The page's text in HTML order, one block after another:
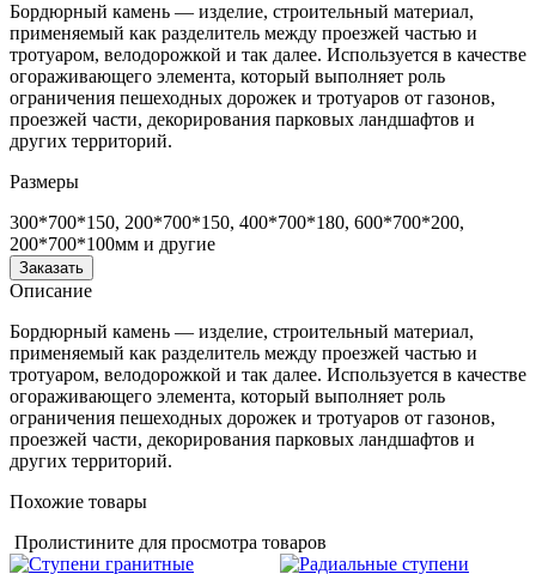
Бордюрный камень — изделие, строительный материал,
применяемый как разделитель между проезжей частью и
тротуаром, велодорожкой и так далее. Используется в качестве
огораживающего элемента, который выполняет роль
ограничения пешеходных дорожек и тротуаров от газонов,
проезжей части, декорирования парковых ландшафтов и
других территорий.
Размеры
300*700*150, 200*700*150, 400*700*180, 600*700*200,
200*700*100мм и другие
Заказать
Описание
Бордюрный камень — изделие, строительный материал,
применяемый как разделитель между проезжей частью и
тротуаром, велодорожкой и так далее. Используется в качестве
огораживающего элемента, который выполняет роль
ограничения пешеходных дорожек и тротуаров от газонов,
проезжей части, декорирования парковых ландшафтов и
других территорий.
Похожие товары
Пролистините для просмотра товаров